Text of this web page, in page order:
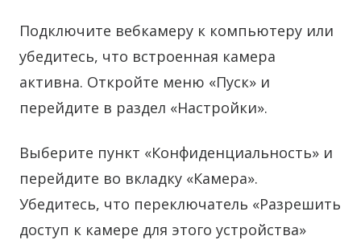
Подключите вебкамеру к компьютеру или
убедитесь, что встроенная камера
активна. Откройте меню «Пуск» и
перейдите в раздел «Настройки».
Выберите пункт «Конфиденциальность» и
перейдите во вкладку «Камера».
Убедитесь, что переключатель «Разрешить
доступ к камере для этого устройства»